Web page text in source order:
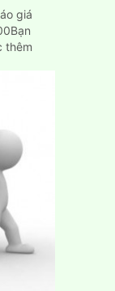
giá
thêm: